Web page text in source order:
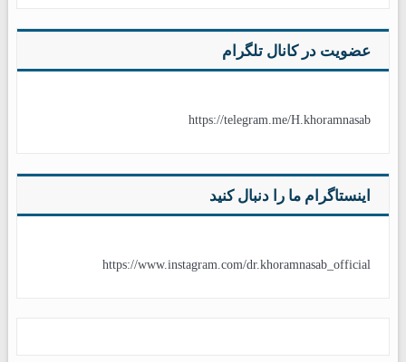
عضویت در کانال تلگرام
https://telegram.me/H.khoramnasab
اینستاگرام ما را دنبال کنید
https://www.instagram.com/dr.khoramnasab_official